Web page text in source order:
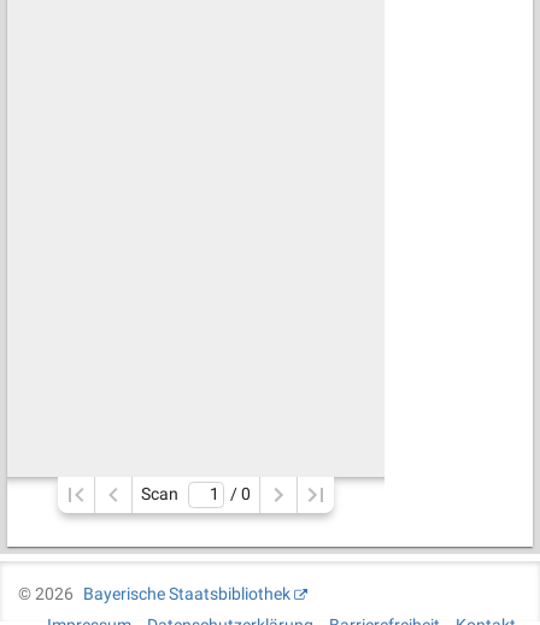
Scan / 0
©2026
Bayerische Staatsbibliothek